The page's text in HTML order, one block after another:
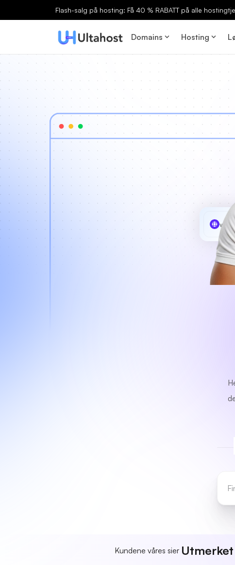
Flash-salg på hosting: Få 40 % RABATT på alle
Domains Hosting
www
Kundene våres sier Utmerket